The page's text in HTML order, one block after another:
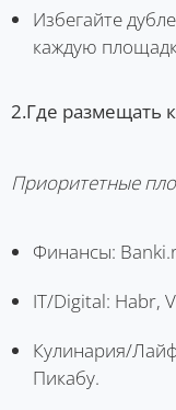
Избегайте
каждую
2.Где размещать
Приоритетные
Финансы:
IT/Digital: Habr,
Кулинария/
Пикабу.